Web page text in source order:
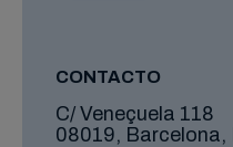
CONTACTO
C/ Veneçuela 118
08019, Barcelona,